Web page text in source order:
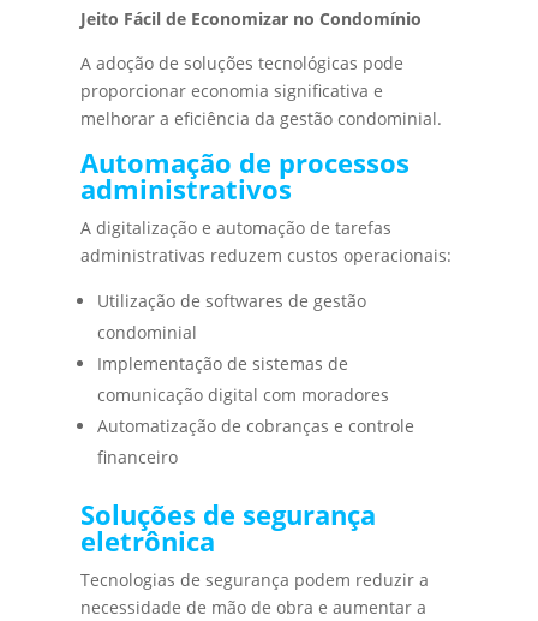
Jeito Fácil de Economizar no Condomínio
A adoção de soluções tecnológicas pode
proporcionar economia significativa e
melhorar a eficiência da gestão condominial.
Automação de processos
administrativos
A digitalização e automação de tarefas
administrativas reduzem custos operacionais:
Utilização de softwares de gestão
condominial
Implementação de sistemas de
comunicação digital com moradores
Automatização de cobranças e controle
financeiro
Soluções de segurança
eletrônica
Tecnologias de segurança podem reduzir a
necessidade de mão de obra e aumentar a